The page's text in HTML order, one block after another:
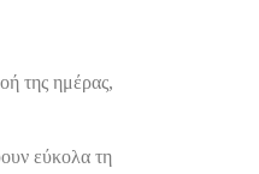
της ημέρας,
εύκολα τη